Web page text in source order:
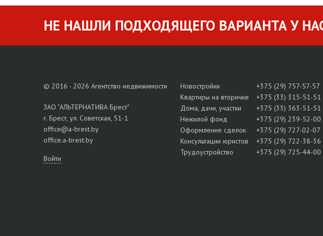
НЕ НАШЛИ ПОДХОДЯЩЕГО ВАРИАНТА У
© 2016 - 2026 Агентство недвижимости
ЗАО "АЛЬТЕРНАТИВА Брест"
г. Брест, ул. Советская, 51-1
office@a-brest.by
office.a-brest.by
Войти
Новостройки
+375 (29) 757-57-57
Квартиры на вторичке
+375 (33) 315-51-51
Дома, дачи, участки
+375 (33) 363-51-51
Нежилой фонд
+375 (29) 239-52-00
Оформление сделок
+375 (29) 727-02-07
Консультации юристов
+375 (29) 722-38-36
Трудоустройство
+375 (29) 725-44-00